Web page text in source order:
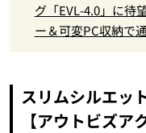
グ「EVL-4.0」に待
ー＆可変PC収納で
スリムシルエッ
【アウトビズア